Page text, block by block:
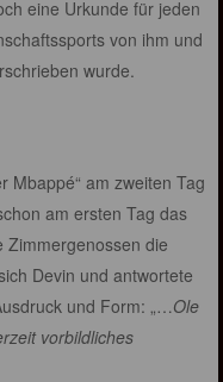
eine Urkunde für jeden
von ihm und
wurde.
Mbappé“ am zweiten Tag
am ersten Tag das
Zimmergenossen die
Devin und antwortete
und Form: „…Ole
vorbildliches